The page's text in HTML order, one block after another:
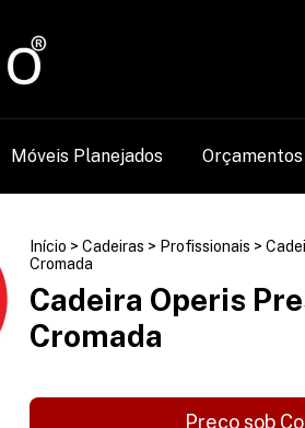
Móveis Planejados Orçamentos
Início > Cadeiras > Profissionais >
Cromada
Cadeira Operis
Cromada